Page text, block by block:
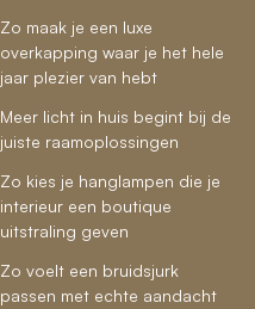
Zo maak je een luxe
overkapping waar je het hele
jaar plezier van hebt
Meer licht in huis begint bij de
juiste raamoplossingen
Zo kies je hanglampen die je
interieur een boutique
uitstraling geven
Zo voelt een bruidsjurk
passen met echte aandacht